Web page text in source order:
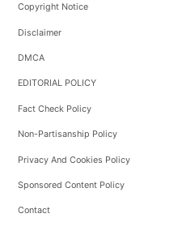
Copyright Notice
Disclaimer
DMCA
EDITORIAL POLICY
Fact Check Policy
Non-Partisanship Policy
Privacy And Cookies Policy
Sponsored Content Policy
Contact